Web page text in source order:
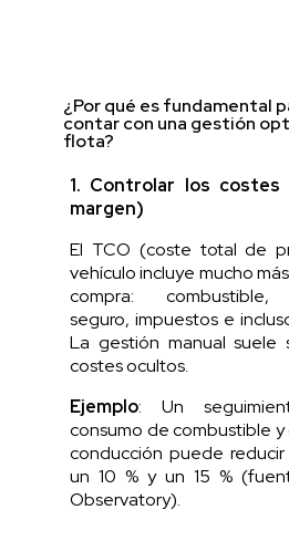
¿Por qué es fundamental
contar con una gestión
flota?
1. Controlar los
margen)
El TCO (coste total de
vehículo incluye mucho
compra: combustible,
seguro, impuestos e
La gestión manual suele
costes ocultos.
Ejemplo: Un
consumo de combustible
conducción puede
un 10 % y un 15 %
Observatory).